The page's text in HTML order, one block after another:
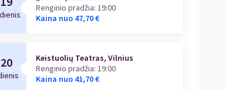
Renginio pradžia:19:00
Kaina nuo 47,70€
Keistuolių Teatras, Vilnius
Renginio pradžia:19:00
Kaina nuo 41,70€